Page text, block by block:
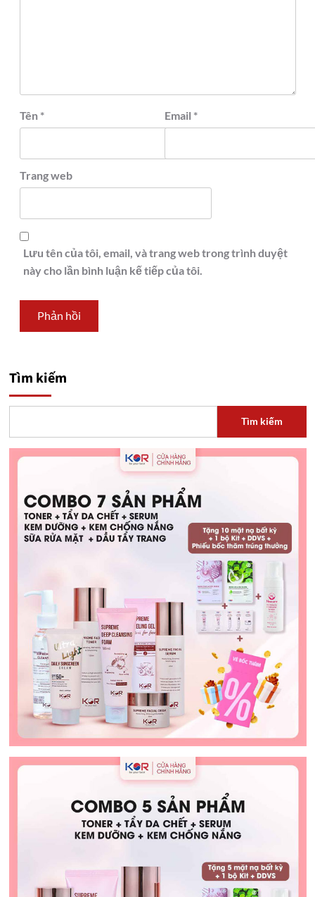
Tên * Email *
Trang web
Lưu tên của tôi, email, và trang web trong trình duyệt
này cho lần bình luận kế tiếp của tôi.
Tìm kiếm
Tìm kiếm